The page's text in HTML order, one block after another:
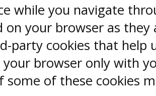
while you navigate
your browser as
party cookies that help
browser only with
of these cookies